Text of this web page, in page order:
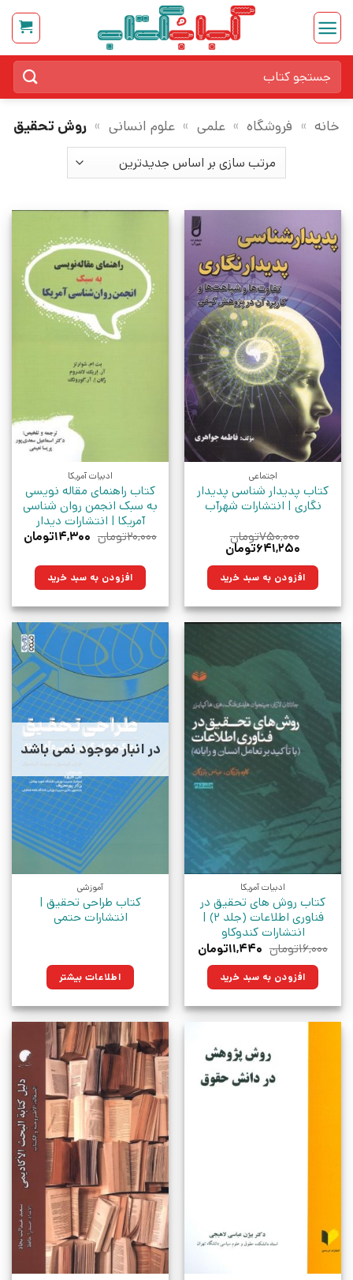
Skip
content
برای:
خانه » فروشگاه » علمی » علوم انسانی » روش تحقیق
اجتماعی
کتاب پدیدار شناسی پدیدار
نگاری | انتشارات شهرآب
۷۵۰,۰۰۰تومان
قیمت
۷۵۰,۰۰۰تومان
بود.
۶۴۱,۲۵۰تومان
۶۴۱,۲۵۰تومان.افزودن به سبد خرید
ادبیات آمریکا
کتاب راهنمای مقاله‌ نویسی
به سبک انجمن روان‌ شناسی
آمریکا | انتشارات دیدار
۲۰,۰۰۰تومان قیمت
بود.
۱۴,۳۰۰تومان
افزودن به سبد خرید
ادبیات آمریکا
کتاب روش‌ های تحقیق در
فناوری اطلاعات (جلد 2) |
انتشارات کندوکاو
۱۶,۰۰۰تومان قیمت
۱۶,۰۰۰تومان
بود.
۱۱,۴۴۰تومانقیمت
فعلی:
افزودن به سبد خرید
در انبار موجود نمی باشد
آموزشی
کتاب طراحی تحقیق |
انتشارات حتمی
اطلاعات بیشتر